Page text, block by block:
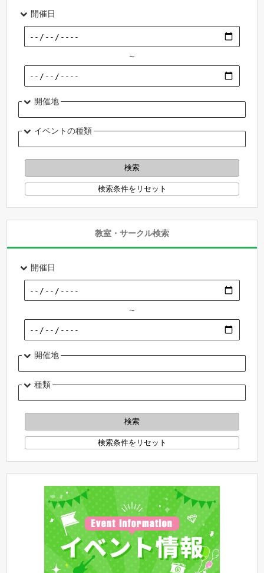
開催日
～
開催地
イベントの種類
教室・サークル検索
開催日
～
開催地
種類